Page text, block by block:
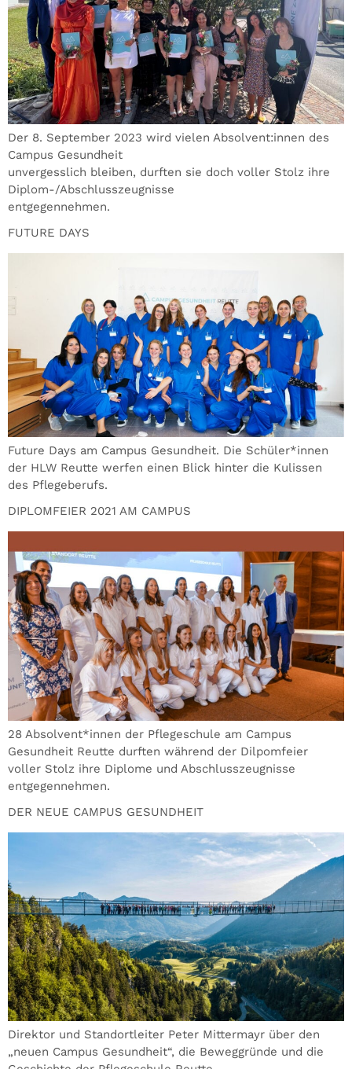
Der 8. September 2023 wird vielen Absolvent:innen des
Campus Gesundheit
unvergesslich bleiben, durften sie doch voller Stolz ihre
Diplom-/Abschlusszeugnisse
entgegennehmen.
FUTURE DAYS
Future Days am Campus Gesundheit. Die Schüler*innen
der HLW Reutte werfen einen Blick hinter die Kulissen
des Pflegeberufs.
DIPLOMFEIER 2021 AM CAMPUS
28 Absolvent*innen der Pflegeschule am Campus
Gesundheit Reutte durften während der Dilpomfeier
voller Stolz ihre Diplome und Abschlusszeugnisse
entgegennehmen.
DER NEUE CAMPUS GESUNDHEIT
Direktor und Standortleiter Peter Mittermayr über den
„neuen Campus Gesundheit“, die Beweggründe und die